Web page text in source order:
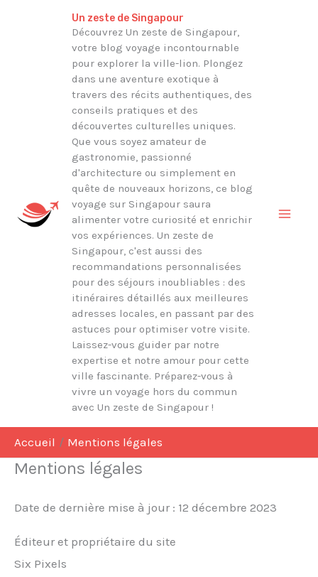
Un zeste de Singapour
Découvrez Un zeste de Singapour,
votre blog voyage incontournable
pour explorer la ville-lion. Plongez
dans une aventure exotique à
travers des récits authentiques, des
conseils pratiques et des
découvertes culturelles uniques.
Que vous soyez amateur de
gastronomie, passionné
d'architecture ou simplement en
quête de nouveaux horizons, ce blog
voyage sur Singapour saura
alimenter votre curiosité et enrichir
vos expériences. Un zeste de
Singapour, c'est aussi des
recommandations personnalisées
pour des séjours inoubliables : des
itinéraires détaillés aux meilleures
adresses locales, en passant par des
astuces pour optimiser votre visite.
Laissez-vous guider par notre
expertise et notre amour pour cette
ville fascinante. Préparez-vous à
vivre un voyage hors du commun
avec Un zeste de Singapour !
Accueil Mentions légales
Mentions légales
Date de dernière mise à jour : 12 décembre 2023
Éditeur et propriétaire du site
Six Pixels